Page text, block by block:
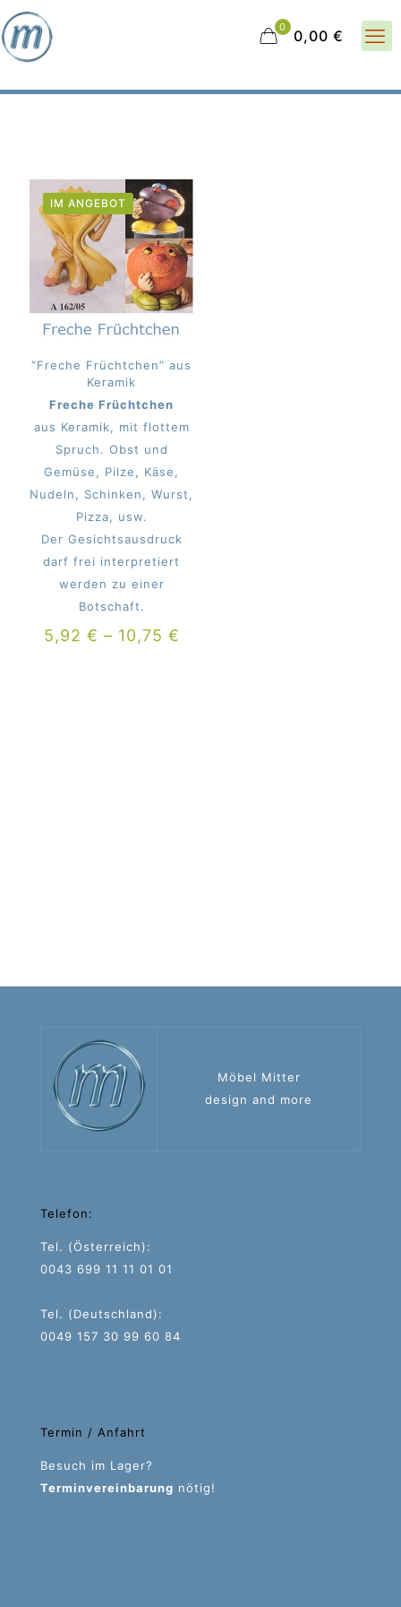
0 0,00 €
IM ANGEBOT
“Freche Früchtchen” aus
Keramik
Freche Früchtchen
aus Keramik, mit flottem
Spruch. Obst und
Gemüse, Pilze, Käse,
Nudeln, Schinken, Wurst,
Pizza, usw.
Der Gesichtsausdruck
darf frei interpretiert
werden zu einer
Botschaft.
5,92 € – 10,75 €
Möbel Mitter
design and more
Telefon:
Tel. (Österreich):
0043 699 11 11 01 01
Tel. (Deutschland):
0049 157 30 99 60 84
Termin / Anfahrt
Besuch im Lager?
Terminvereinbarung nötig!